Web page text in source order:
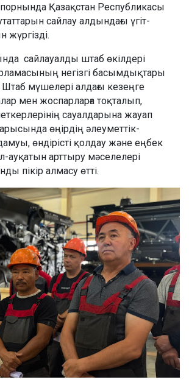
Қазақстан Республикасы
сайлау алдындағы үгіт-
жүргізді.
сайлауалды штаб өкілдері
негізгі басымдықтары
мүшелері алдағы кезеңге
мен жоспарларға тоқталып,
сауалдарына жауап
өңірдің әлеуметтік-
өндірісті қолдау және еңбек
арттыру мәселелері
пікір алмасу өтті.